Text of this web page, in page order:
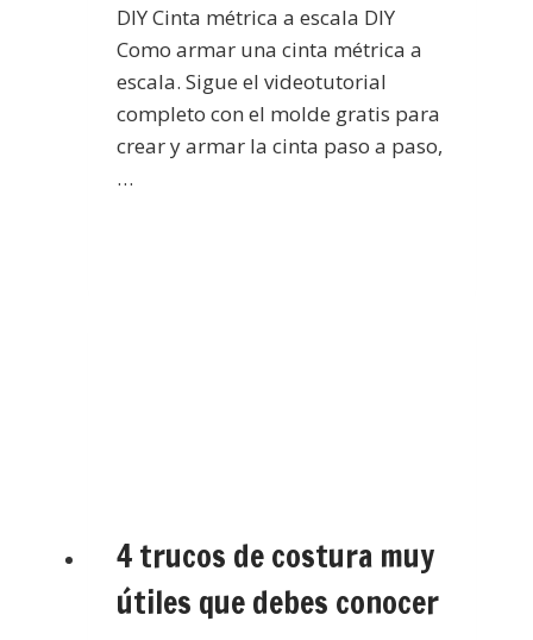
DIY Cinta métrica a escala DIY
Como armar una cinta métrica a
escala. Sigue el videotutorial
completo con el molde gratis para
crear y armar la cinta paso a paso,
…
4 trucos de costura muy
útiles que debes conocer